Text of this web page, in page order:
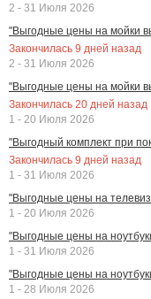
2 - 31 Июля 2026
"Выгодные цены на мойки
Закончилась 9 дней назад
2 - 31 Июля 2026
"Выгодные цены на мойки
Закончилась 20 дней назад
1 - 20 Июля 2026
"Выгодный комплект при
Закончилась 9 дней назад
1 - 31 Июля 2026
"Выгодные цены на
1 - 20 Июля 2026
"Выгодные цены на
1 - 31 Июля 2026
"Выгодные цены на
1 - 28 Июля 2026